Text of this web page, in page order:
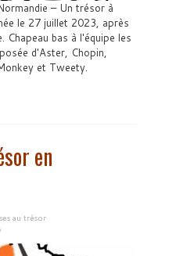
– Un trésor à
le 27 juillet 2023, après
Chapeau bas à l'équipe les
d'Aster, Chopin,
et Tweety.
en
au trésor